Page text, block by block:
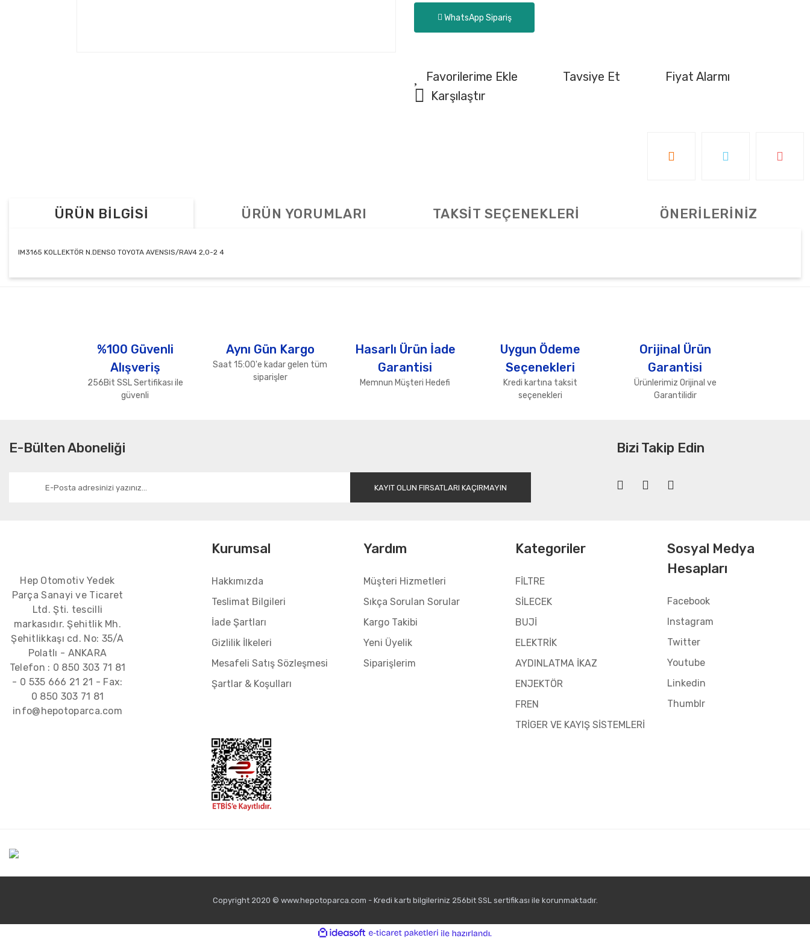
WhatsApp Sipariş
Tavsiye Et
Fiyat Alarmı
Karşılaştır
ÜRÜN BİLGİSİ ÜRÜN YORUMLARI TAKSİT SEÇENEKLERİ ÖNERİLERİNİZ
IM3165 KOLLEKTÖR N.DENSO TOYOTA AVENSIS/RAV4 2,0-2 4
Ürün fiyatı diğer sitelerden daha pahalı.
Bu ürüne benzer farklı alternatifler olmalı.
Gönder
%100 Güvenli
Alışveriş
256Bit SSL Sertifikası ile
güvenli
Aynı Gün Kargo
Saat 15:00'e kadar gelen tüm
siparişler
Hasarlı Ürün İade
Garantisi
Memnun Müşteri Hedefi
Uygun Ödeme
Seçenekleri
Kredi kartına taksit
seçenekleri
Orijinal Ürün
Garantisi
Ürünlerimiz Orijinal ve
Garantilidir
E-Bülten Aboneliği
KAYIT OLUN FIRSATLARI KAÇIRMAYIN
Bizi Takip Edin
Hep Otomotiv Yedek
Parça Sanayi ve Ticaret
Ltd. Şti. tescilli
markasıdır. Şehitlik Mh.
Şehitlikkaşı cd. No: 35/A
Polatlı - ANKARA
Telefon : 0 850 303 71 81
- 0 535 666 21 21 - Fax:
0 850 303 71 81
info@hepotoparca.com
Kurumsal
Hakkımızda
Teslimat Bilgileri
İade Şartları
Gizlilik İlkeleri
Mesafeli Satış Sözleşmesi
Şartlar & Koşulları
Yardım
Müşteri Hizmetleri
Sıkça Sorulan Sorular
Kargo Takibi
Yeni Üyelik
Siparişlerim
Kategoriler
FİLTRE
SİLECEK
BUJİ
ELEKTRİK
AYDINLATMA İKAZ
ENJEKTÖR
FREN
TRİGER VE KAYIŞ SİSTEMLERİ
Sosyal Medya
Hesapları
Facebook
Instagram
Twitter
Youtube
Linkedin
Thumblr
Copyright 2020 © www.hepotoparca.com - Kredi kartı bilgileriniz 256bit SSL sertifikası ile korunmaktadır.
ideasoft e-